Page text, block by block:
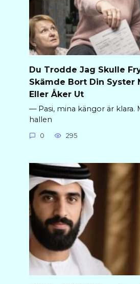
Du Trodde Jag Skulle
Skämde Bort Din Syster
Eller Åker Ut
— Pasi, mina kängor är klara.
hallen
0 295